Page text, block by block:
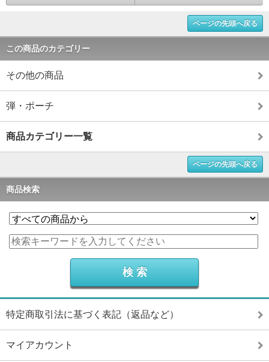
ページの先頭へ戻る
この商品のカテゴリー
その他の商品
弾・ポーチ
商品カテゴリー一覧
ページの先頭へ戻る
商品検索
特定商取引法に基づく表記（返品など）
マイアカウント